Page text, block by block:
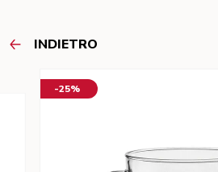
INDIETRO
-25%